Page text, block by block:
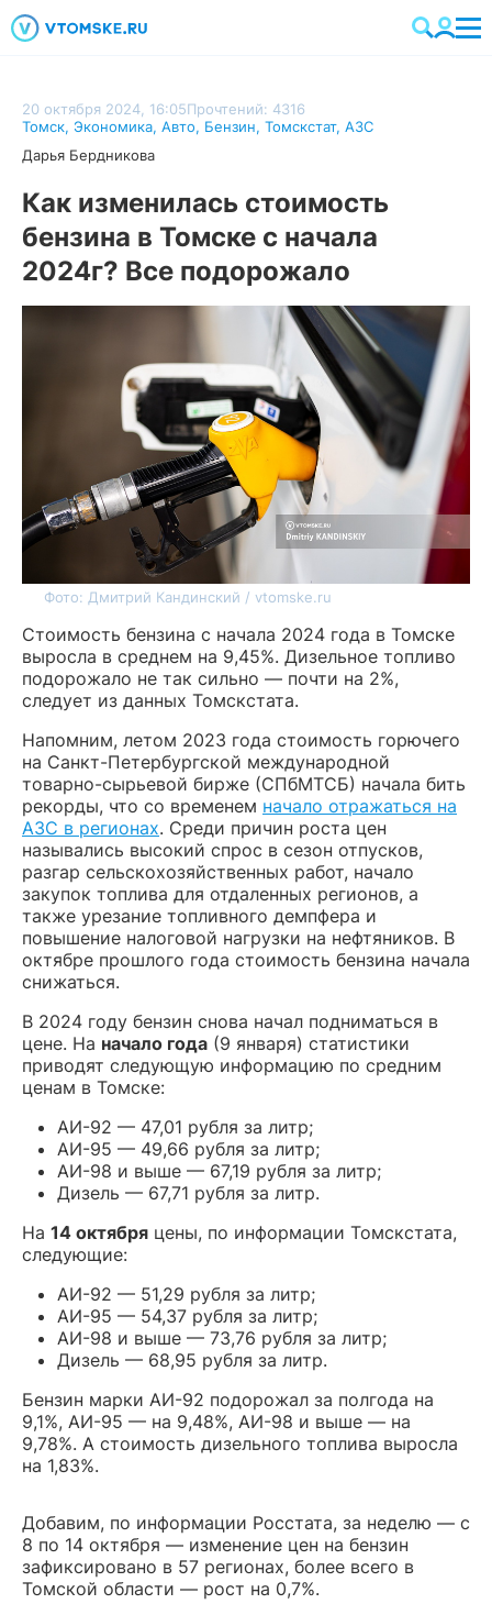
20 октября 2024, 16:05Прочтений: 4316
Томск, Экономика, Авто, Бензин, Томскстат, АЗС
Дарья Бердникова
Как изменилась стоимость
бензина в Томске с начала
2024г? Все подорожало
Фото: Дмитрий Кандинский / vtomske.ru
Стоимость бензина с начала 2024 года в Томске
выросла в среднем на 9,45%. Дизельное топливо
подорожало не так сильно — почти на 2%,
следует из данных Томскстата.
Напомним, летом 2023 года стоимость горючего
на Санкт-Петербургской международной
товарно-сырьевой бирже (СПбМТСБ) начала бить
рекорды, что со временем начало отражаться на
АЗС в регионах. Среди причин роста цен
назывались высокий спрос в сезон отпусков,
разгар сельскохозяйственных работ, начало
закупок топлива для отдаленных регионов, а
также урезание топливного демпфера и
повышение налоговой нагрузки на нефтяников. В
октябре прошлого года стоимость бензина начала
снижаться.
В 2024 году бензин снова начал подниматься в
цене. На начало года (9 января) статистики
приводят следующую информацию по средним
ценам в Томске:
АИ-92 — 47,01 рубля за литр;
АИ-95 — 49,66 рубля за литр;
АИ-98 и выше — 67,19 рубля за литр;
Дизель — 67,71 рубля за литр.
На 14 октября цены, по информации Томскстата,
следующие:
АИ-92 — 51,29 рубля за литр;
АИ-95 — 54,37 рубля за литр;
АИ-98 и выше — 73,76 рубля за литр;
Дизель — 68,95 рубля за литр.
Бензин марки АИ-92 подорожал за полгода на
9,1%, АИ-95 — на 9,48%, АИ-98 и выше — на
9,78%. А стоимость дизельного топлива выросла
на 1,83%.
Добавим, по информации Росстата, за неделю — с
8 по 14 октября — изменение цен на бензин
зафиксировано в 57 регионах, более всего в
Томской области — рост на 0,7%.